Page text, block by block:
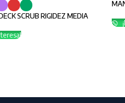
SCRUB RIGIDEZ MEDIA